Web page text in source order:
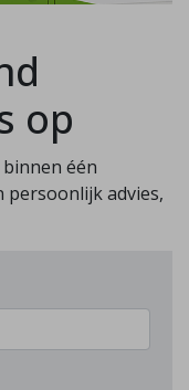
op
één
persoonlijk advies,